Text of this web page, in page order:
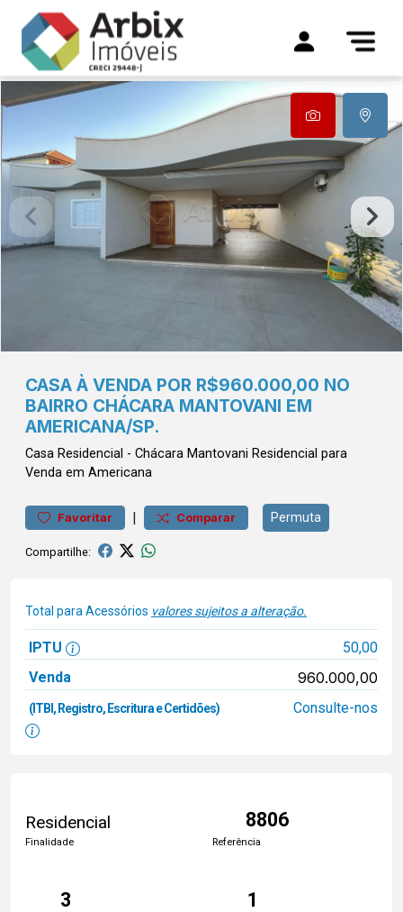
CASA À VENDA POR R$960.000,00 NO
BAIRRO CHÁCARA MANTOVANI EM
AMERICANA/SP.
Casa Residencial - Chácara Mantovani Residencial para
Venda em Americana
Favoritar | Comparar Permuta
Compartilhe:
Total para Acessórios valores sujeitos a alteração.
IPTU
50,00
Venda
960.000,00
(ITBI, Registro, Escritura e Certidões) Consulte-nos
Residencial
Finalidade
8806
Referência
3 1